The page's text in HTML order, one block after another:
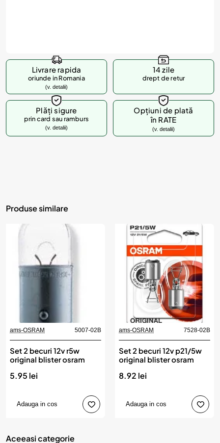
Livrare rapida
oriunde in Romania
(v. detalii)
14 zile
drept de retur
Plăți sigure
prin card sau ramburs
(v. detalii)
Opțiuni de plată
în RATE
(v. detalii)
Produse similare
ams-OSRAM 5007-02B
Set 2 becuri 12v r5w
original blister osram
5.95 lei
Adauga in cos
ams-OSRAM 7528-02B
Set 2 becuri 12v p21/5w
original blister osram
8.92 lei
Adauga in cos
Aceeasi categorie